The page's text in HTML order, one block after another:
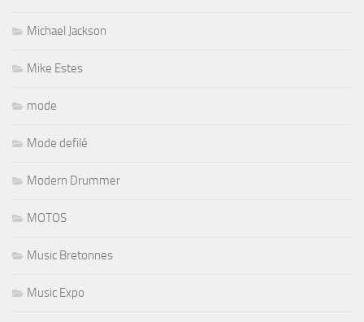
Michael Jackson
Mike Estes
mode
Mode defilé
Modern Drummer
MOTOS
Music Bretonnes
Music Expo